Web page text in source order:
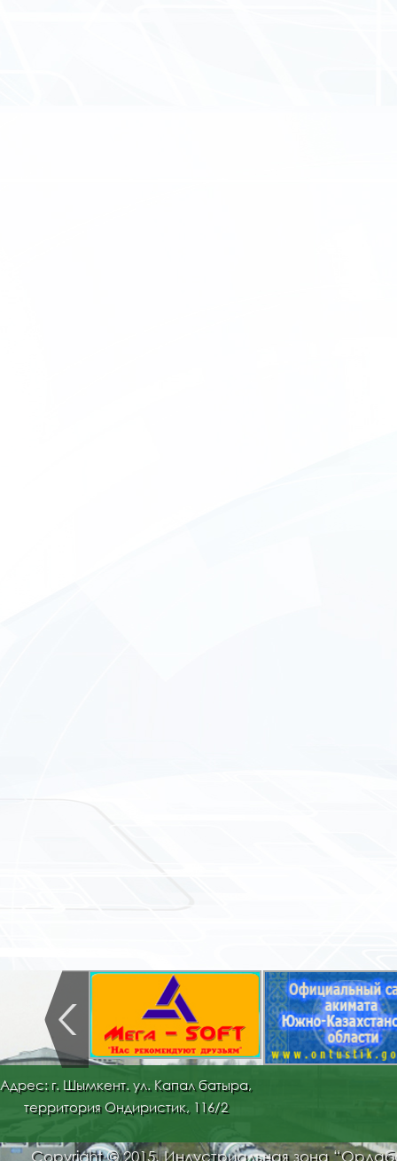
Адрес: г. Шымкент. ул. Капал батыра,
территория Ондиристик, 116/2
Copyright © 2015. Индустриальная зона